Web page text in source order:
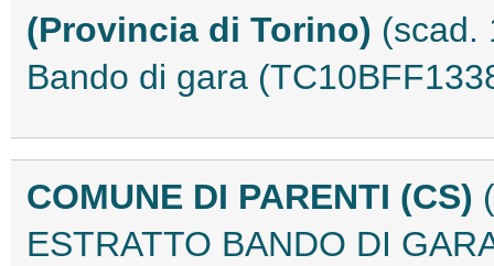
(Provincia di Torino) (scad.
Bando di gara
COMUNE DI PARENTI (CS)
ESTRATTO BANDO DI